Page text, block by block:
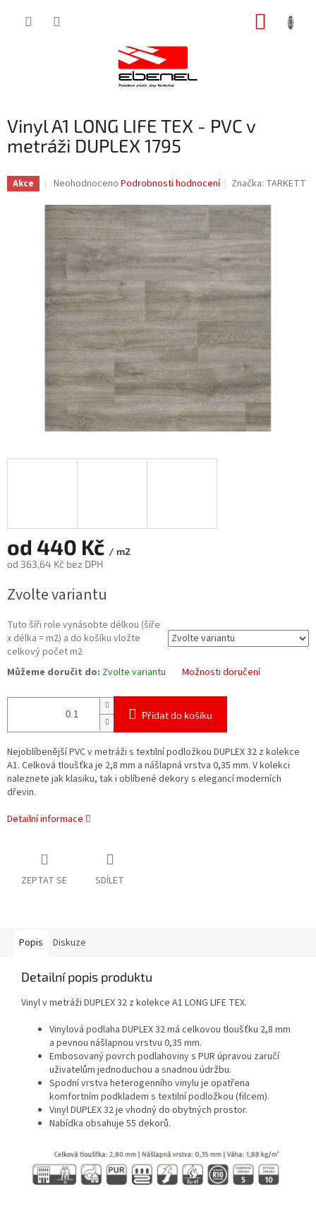
Vinyl A1 LONG LIFE TEX - PVC v
metráži DUPLEX 1795
Akce
Průměrné
produktu
je
0,0
z
5
hvězdiček.
Neohodnoceno Podrobnosti hodnocení Značka: TARKETT
od 440 Kč / m2
od 363,64 Kč bez DPH
cena:
Zvolte variantu
Tuto šíři role vynásobte délkou (šíře
x délka = m2) a do košíku vložte
celkový počet m2
Můžeme doručit do: Zvolte variantu Možnosti doručení
Přidat do košíku
Nejoblíbenější PVC v metráži s textilní podložkou DUPLEX 32 z kolekce
A1. Celková tloušťka je 2,8 mm a nášlapná vrstva 0,35 mm. V kolekci
naleznete jak klasiku, tak i oblíbené dekory s elegancí moderních
dřevin.
Detailní informace
ZEPTAT SE SDÍLET
Popis Diskuze
Detailní popis produktu
Vinyl v metráži DUPLEX 32 z kolekce A1 LONG LIFE TEX.
Vinylová podlaha DUPLEX 32 má celkovou tloušťku 2,8 mm
a pevnou nášlapnou vrstvu 0,35 mm.
Embosovaný povrch podlahoviny s PUR úpravou zaručí
uživatelům jednoduchou a snadnou údržbu.
Spodní vrstva heterogenního vinylu je opatřena
komfortním podkladem s textilní podložkou (filcem).
Vinyl DUPLEX 32 je vhodný do obytných prostor.
Nabídka obsahuje 55 dekorů.